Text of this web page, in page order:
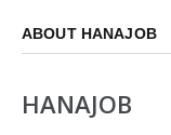
ABOUT HANAJOB
HANAJOB